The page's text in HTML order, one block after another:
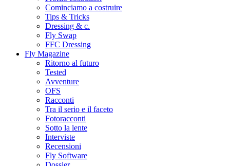
Cominciamo a costruire
Tips & Tricks
Dressing & c.
Fly Swap
FFC Dressing
Fly Magazine
Ritorno al futuro
Tested
Avventure
OFS
Racconti
Tra il serio e il faceto
Fotoracconti
Sotto la lente
Interviste
Recensioni
Fly Software